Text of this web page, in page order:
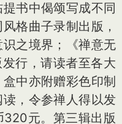
书中偈颂写成不同
格曲子录制出版，
之境界；《禅意无
行，请读者至各大
中亦附赠彩色印制
，令参禅人得以发
320元。第三辑出版